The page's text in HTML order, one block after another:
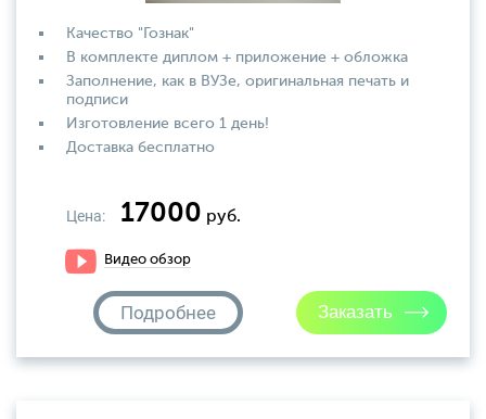
Качество "Гознак"
В комплекте диплом + приложение + обложка
Заполнение, как в ВУЗе, оригинальная печать и
подписи
Изготовление всего 1 день!
Доставка бесплатно
Цена: 17000 руб.
Видео обзор
Подробнее